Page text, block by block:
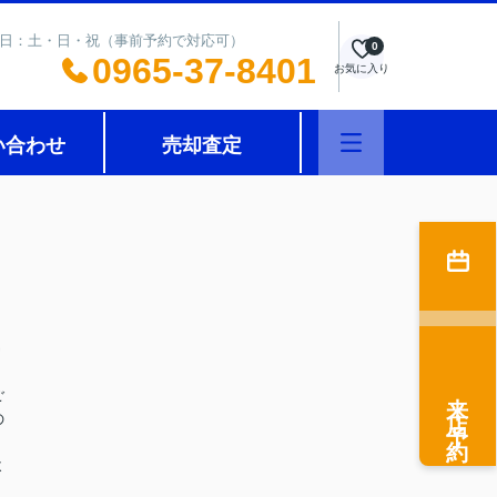
日：土・日・祝（事前予約で対応可）
0965-37-8401 お気に入り
0
合わせ 売却査定
来店予約